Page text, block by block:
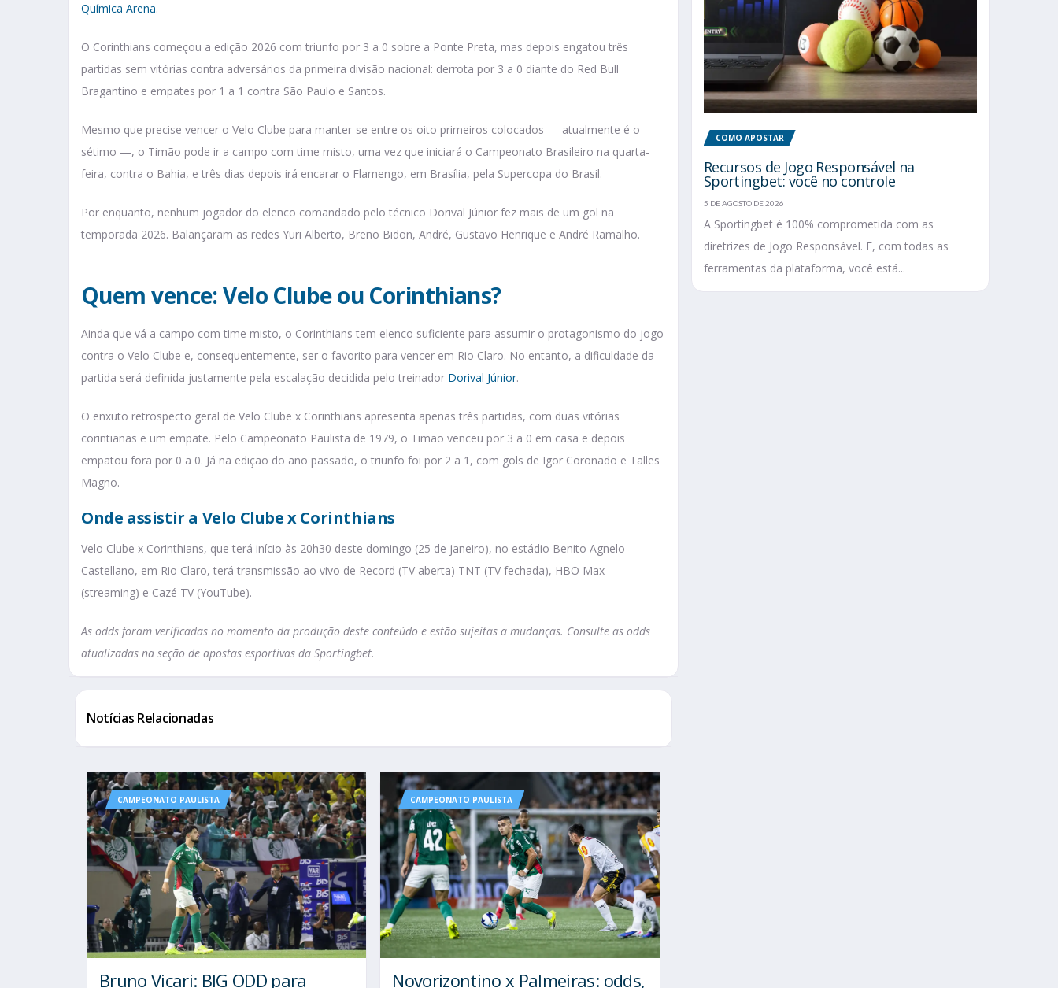
Química Arena.
O Corinthians começou a edição 2026 com triunfo por 3 a 0 sobre a Ponte Preta, mas depois engatou três
partidas sem vitórias contra adversários da primeira divisão nacional: derrota por 3 a 0 diante do Red Bull
Bragantino e empates por 1 a 1 contra São Paulo e Santos.
Mesmo que precise vencer o Velo Clube para manter-se entre os oito primeiros colocados — atualmente é o
sétimo —, o Timão pode ir a campo com time misto, uma vez que iniciará o Campeonato Brasileiro na quarta-
feira, contra o Bahia, e três dias depois irá encarar o Flamengo, em Brasília, pela Supercopa do Brasil.
Por enquanto, nenhum jogador do elenco comandado pelo técnico Dorival Júnior fez mais de um gol na
temporada 2026. Balançaram as redes Yuri Alberto, Breno Bidon, André, Gustavo Henrique e André Ramalho.
Quem vence: Velo Clube ou Corinthians?
Ainda que vá a campo com time misto, o Corinthians tem elenco suficiente para assumir o protagonismo do jogo
contra o Velo Clube e, consequentemente, ser o favorito para vencer em Rio Claro. No entanto, a dificuldade da
partida será definida justamente pela escalação decidida pelo treinador Dorival Júnior.
O enxuto retrospecto geral de Velo Clube x Corinthians apresenta apenas três partidas, com duas vitórias
corintianas e um empate. Pelo Campeonato Paulista de 1979, o Timão venceu por 3 a 0 em casa e depois
empatou fora por 0 a 0. Já na edição do ano passado, o triunfo foi por 2 a 1, com gols de Igor Coronado e Talles
Magno.
Onde assistir a Velo Clube x Corinthians
Velo Clube x Corinthians, que terá início às 20h30 deste domingo (25 de janeiro), no estádio Benito Agnelo
Castellano, em Rio Claro, terá transmissão ao vivo de Record (TV aberta) TNT (TV fechada), HBO Max
(streaming) e Cazé TV (YouTube).
As odds foram verificadas no momento da produção deste conteúdo e estão sujeitas a mudanças. Consulte as odds
atualizadas na seção de apostas esportivas da Sportingbet.
Notícias Relacionadas
CAMPEONATO PAULISTA
Bruno Vicari: BIG ODD para
CAMPEONATO PAULISTA
Novorizontino x Palmeiras: odds,
COMO APOSTAR
Recursos de Jogo Responsável na
Sportingbet: você no controle
5 DE AGOSTO DE 2026
A Sportingbet é 100% comprometida com as
diretrizes de Jogo Responsável. E, com todas as
ferramentas da plataforma, você está...